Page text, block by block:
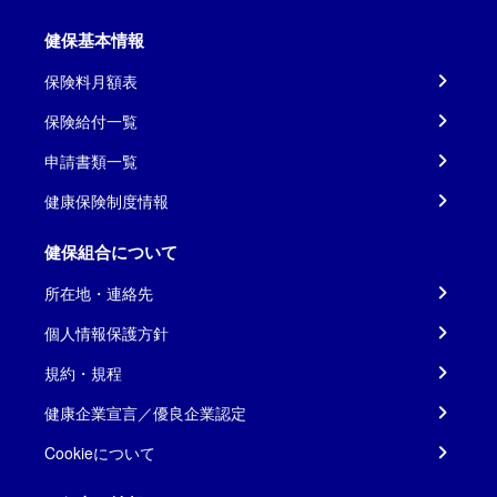
健保基本情報
保険料月額表
保険給付一覧
申請書類一覧
健康保険制度情報
健保組合について
所在地・連絡先
個人情報保護方針
規約・規程
健康企業宣言／優良企業認定
Cookieについて